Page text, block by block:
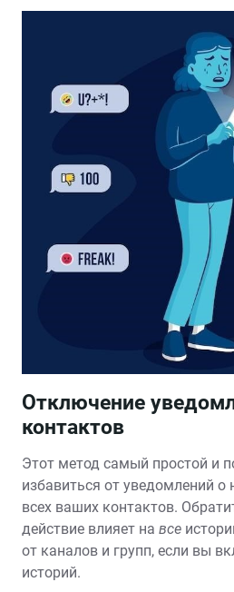
Отключение
контактов
Этот метод самый простой и
избавиться от уведомлений о
всех ваших контактов.
действие влияет на все
от каналов и групп, если вы
историй.